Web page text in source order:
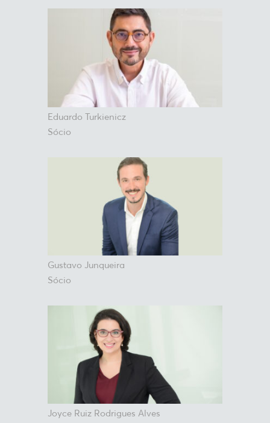
Eduardo Turkienicz
Sócio
Gustavo Junqueira
Sócio
Joyce Ruiz Rodrigues Alves